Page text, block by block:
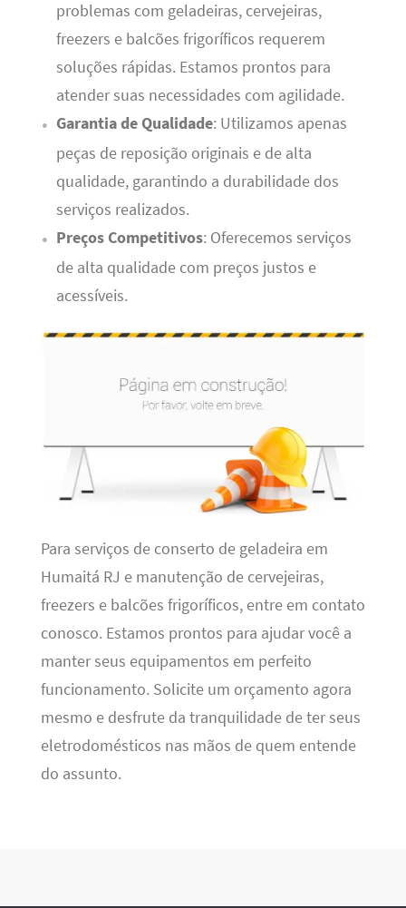
problemas com geladeiras, cervejeiras,
freezers e balcões frigoríficos requerem
soluções rápidas. Estamos prontos para
atender suas necessidades com agilidade.
Garantia de Qualidade: Utilizamos apenas
peças de reposição originais e de alta
qualidade, garantindo a durabilidade dos
serviços realizados.
Preços Competitivos: Oferecemos serviços
de alta qualidade com preços justos e
acessíveis.
Para serviços de conserto de geladeira em
Humaitá RJ e manutenção de cervejeiras,
freezers e balcões frigoríficos, entre em contato
conosco. Estamos prontos para ajudar você a
manter seus equipamentos em perfeito
funcionamento. Solicite um orçamento agora
mesmo e desfrute da tranquilidade de ter seus
eletrodomésticos nas mãos de quem entende
do assunto.